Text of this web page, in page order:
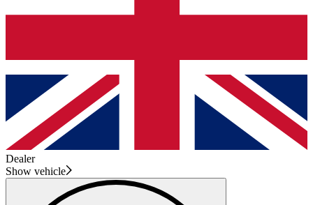
Dealer
Show vehicle